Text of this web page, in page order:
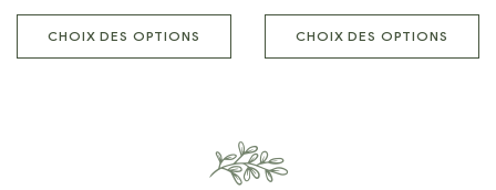
CHOIX DES OPTIONS CHOIX DES OPTIONS